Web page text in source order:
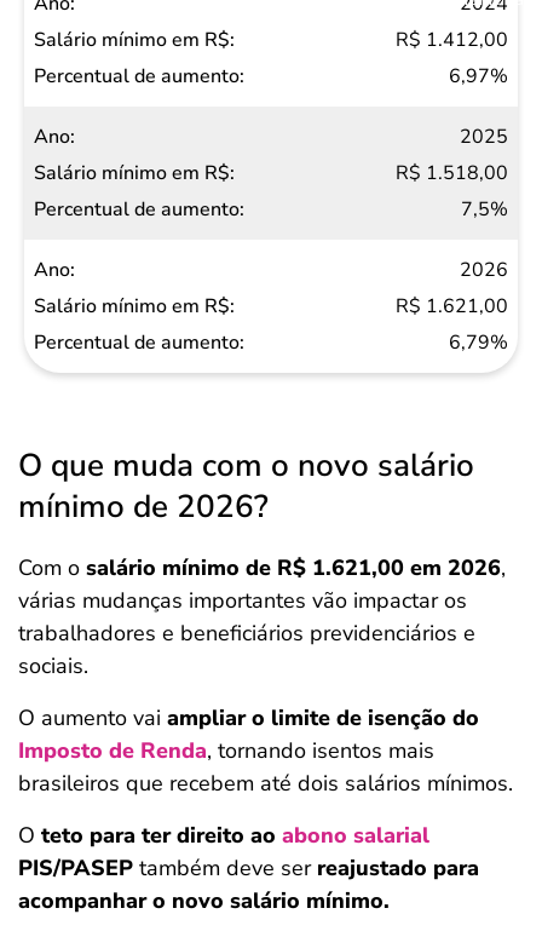
R$ 1.412,00
6,97%
2025
R$ 1.518,00
7,5%
2026
R$ 1.621,00
6,79%
O que muda com o novo salário
mínimo de 2026?
Com o salário mínimo de R$ 1.621,00 em 2026,
várias mudanças importantes vão impactar os
trabalhadores e beneficiários previdenciários e
sociais.
O aumento vai ampliar o limite de isenção do
Imposto de Renda, tornando isentos mais
brasileiros que recebem até dois salários mínimos.
O teto para ter direito ao abono salarial
PIS/PASEP também deve ser reajustado para
acompanhar o novo salário mínimo.